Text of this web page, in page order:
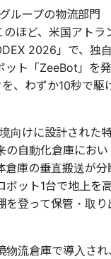
ループの物流部門
ほど、米国アトラ
2026」で、独
ット「ZeeBot」を発
、わずか10秒で駆
向けに設計された
の自動化倉庫におい
倉庫の垂直搬送が分
ボット1台で地上を
を登って保管・取り
物流倉庫で導入され